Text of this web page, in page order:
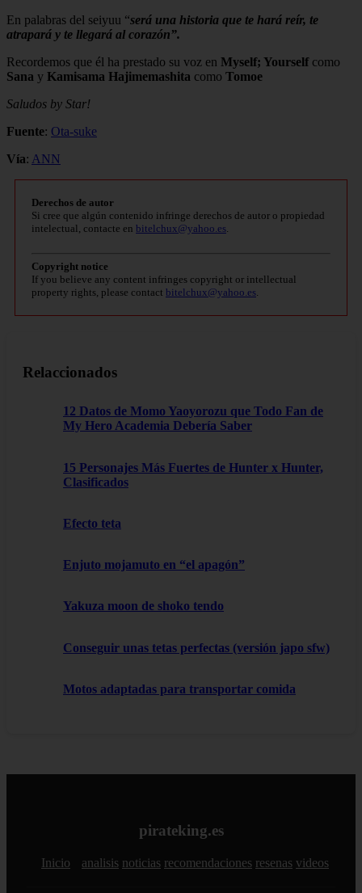
En palabras del seiyuu “será una historia que te hará reír, te
atrapará y te llegará al corazón”.
Recordemos que él ha prestado su voz en Myself; Yourself como
Sana y Kamisama Hajimemashita como Tomoe
Saludos by Star!
Fuente: Ota-suke
Vía: ANN
Derechos de autor
Si cree que algún contenido infringe derechos de autor o propiedad
intelectual, contacte en bitelchux@yahoo.es
Copyright notice
If you believe any content infringes copyright or intellectual
property rights, please contact bitelchux@yahoo.es
Relaccionados
12 Datos de Momo Yaoyorozu que Todo Fan de
My Hero Academia Debería Saber
15 Personajes Más Fuertes de Hunter x Hunter,
Clasificados
Efecto teta
Enjuto mojamuto en “el apagón”
Yakuza moon de shoko tendo
Conseguir unas tetas perfectas (versión japo sfw)
Motos adaptadas para transportar comida
pirateking.es
Inicio analisis noticias recomendaciones resenas videos